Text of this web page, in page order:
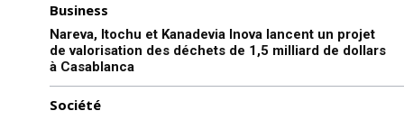
Business
Nareva, Itochu et Kanadevia Inova lancent un projet
de valorisation des déchets de 1,5 milliard de dollars
à Casablanca
Société